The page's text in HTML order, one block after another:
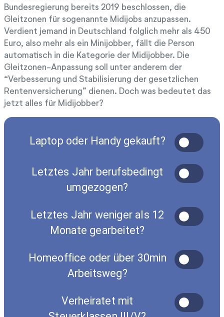
Bundesregierung bereits 2019 beschlossen, die
Gleitzonen für sogenannte Midijobs anzupassen.
Verdient jemand in Deutschland folglich mehr als 450
Euro, also mehr als ein Minijobber, fällt die Person
automatisch in die Kategorie der Midijobber. Die
Gleitzonen-Anpassung soll unter anderem der
“Verbesserung und Stabilisierung der gesetzlichen
Rentenversicherung” dienen. Doch was bedeutet das
jetzt alles für Midijobber?
Laptop oder Handy gekauft?
Letztes Jahr berufsbedingt
umgezogen?
Letztes Jahr weniger als 12
Monate gearbeitet?
Homeoffice oder über 30min
Arbeitsweg?
Verheiratet mit